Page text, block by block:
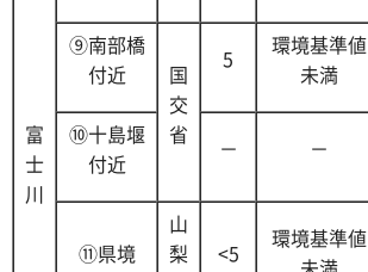
富
士
川
⑨南部橋
付近
国
交
省
5
環境基準値
未満
⑩十島堰
付近
－ －
⑪県境
山
梨
<5
環境基準値